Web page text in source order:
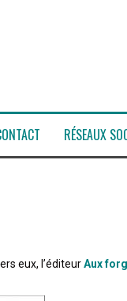
RÉSEAUX
eux, l’éditeurAux